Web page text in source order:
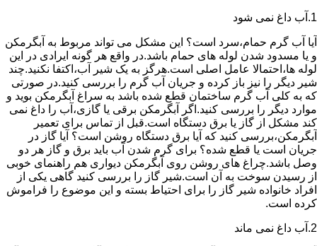
1.آب داغ نمی شود
آیا آب گرم حمام،سرد است؟ این مشکل می تواند مربوط به آبگرمکن
و یا مسدود شدن لوله های حمام باشد.در واقع هر گونه ایرادی در این
لوله ها،احتمالا عامل اصلی است.هرگز به یک شیر آب،اکتفا نکنید.چند
شیر دیگر را نیز باز کرده و جریان آب گرم را بررسی کنید.در صورتی
که به کلی آب گرم ساختمان قطع شده باشد به سراغ آبگرمکن بوید و
موارد دیگر را بررسی کنید.اگر آبگرمکن برقی یا گازی،آب را داغ نمی
کند مشکل از گاز یا برق دستگاه است.قبل از تماس برای تعمیر
آبگرمکن،بررسی کنید که آیا برق دستگاه روشن است؟ آیا گاز در
جریان است یا قطع شده؟ برای گرم شدن آب باید برق و گاز هر دو
وصل باشد.چراغ های روشن روی آبگرمکن دیواری هم راهنمای خوبی
از رسیدن سوخت به آن است.شیر گاز را بررسی کنید گاهی یکی از
افراد خانواده شیر گاز را برای احتیاط بسته و این موضوع را فراموش
کرده است.
2.آب داغ نمی ماند